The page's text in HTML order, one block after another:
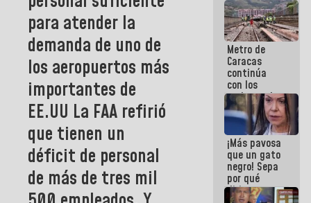
para atender la
demanda de uno de
los aeropuertos más
importantes de
EE.UU La FAA refirió
que tienen un
déficit de personal
de más de tres mil
extremistas:
Son unos
coberos,
viven de la
mentira
Metro de
Caracas
continúa
con los
trabajos de
mantenimiento
e inspección
en la Línea 2
¡Más pavosa
que un gato
negro! Sepa
por qué
dirigentes